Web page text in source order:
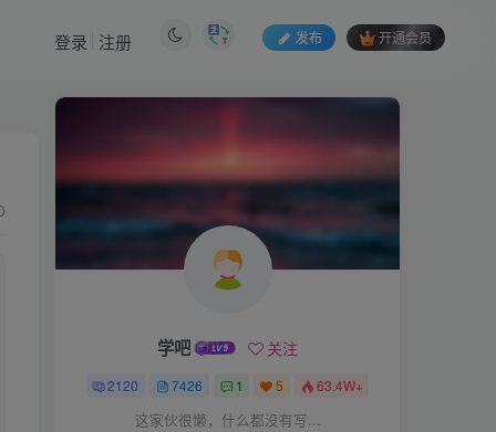
发布 开通会员
登录 注册
学吧 关注
2120 7426 1 5 63.4W+
这家伙很懒，什么都没有写...